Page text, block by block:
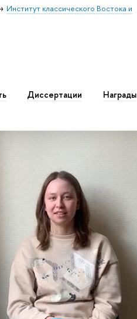
Институт классического Востока и
Диссертации Награды